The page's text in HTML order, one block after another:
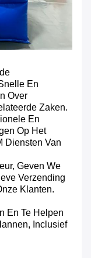
En
Over
Zaken.
En
Op Het
Diensten Van
Geven We
Verzending
Klanten.
En Te Helpen
Inclusief